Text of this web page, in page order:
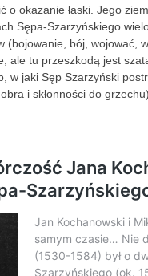
o okazanie łaski. Jego
Sępa-Szarzyńskiego
(bojowanie, bój, wojować,
ale tu przeszkodą jest
w jaki Sęp Szarzyński
i skłonności do